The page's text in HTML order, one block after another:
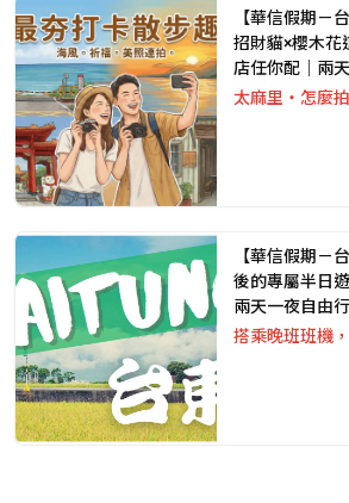
【華信假期－
招財貓×櫻木花
店任你配｜兩
太麻里・怎麼
【華信假期－
後的專屬半日
兩天一夜自由行
搭乘晚班班機